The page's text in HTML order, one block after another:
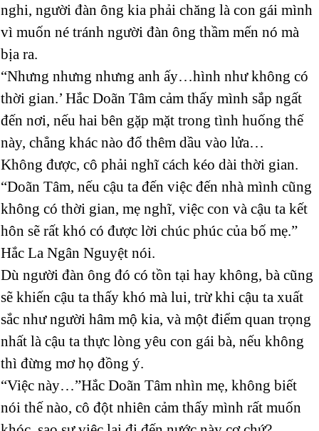
nghi, người đàn ông kia phải chăng là con gái mình
vì muốn né tránh người đàn ông thầm mến nó mà
bịa ra.
“Nhưng nhưng nhưng anh ấy…hình như không có
thời gian.’ Hắc Doãn Tâm cảm thấy mình sắp ngất
đến nơi, nếu hai bên gặp mặt trong tình huống thế
này, chẳng khác nào đổ thêm dầu vào lửa…
Không được, cô phải nghĩ cách kéo dài thời gian.
“Doãn Tâm, nếu cậu ta đến việc đến nhà mình cũng
không có thời gian, mẹ nghĩ, việc con và cậu ta kết
hôn sẽ rất khó có được lời chúc phúc của bố mẹ.”
Hắc La Ngân Nguyệt nói.
Dù người đàn ông đó có tồn tại hay không, bà cũng
sẽ khiến cậu ta thấy khó mà lui, trừ khi cậu ta xuất
sắc như người hâm mộ kia, và một điểm quan trọng
nhất là cậu ta thực lòng yêu con gái bà, nếu không
thì đừng mơ họ đồng ý.
“Việc này…”Hắc Doãn Tâm nhìn mẹ, không biết
nói thế nào, cô đột nhiên cảm thấy mình rất muốn